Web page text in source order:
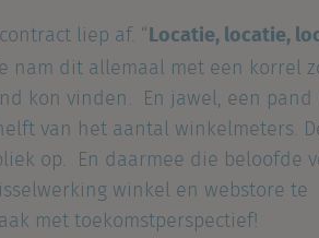
liep af. “Locatie, locatie,
nam dit allemaal met een korrel
kon vinden. En jawel, een pand
van het aantal winkelmeters.
op. En daarmee die beloofde
winkel en webstore te
met toekomstperspectief!